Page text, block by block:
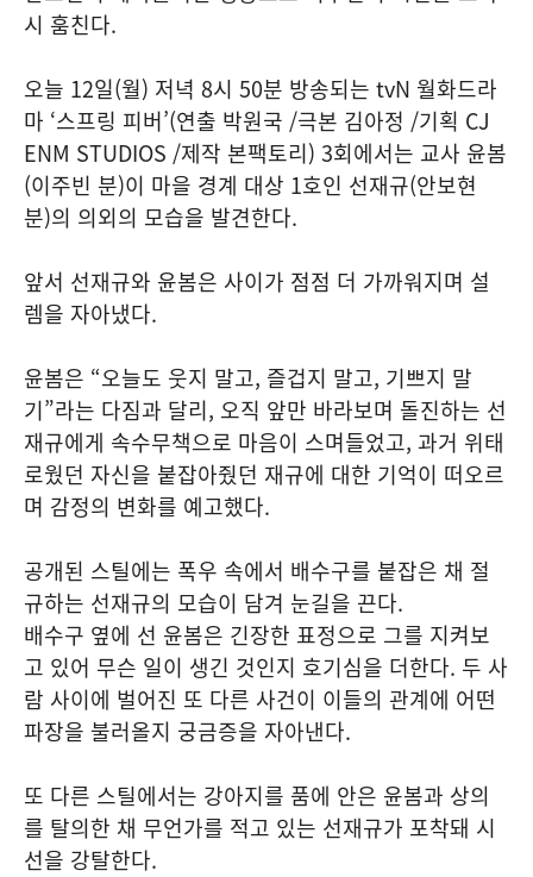
시 훔친다.
오늘 12일(월) 저녁 8시 50분 방송되는 tvN 월화드라
마 ‘스프링 피버’(연출 박원국 /극본 김아정 /기획 CJ
ENM STUDIOS /제작 본팩토리) 3회에서는 교사 윤봄
(이주빈 분)이 마을 경계 대상 1호인 선재규(안보현
분)의 의외의 모습을 발견한다.
앞서 선재규와 윤봄은 사이가 점점 더 가까워지며 설
렘을 자아냈다.
윤봄은 “오늘도 웃지 말고, 즐겁지 말고, 기쁘지 말
기”라는 다짐과 달리, 오직 앞만 바라보며 돌진하는 선
재규에게 속수무책으로 마음이 스며들었고, 과거 위태
로웠던 자신을 붙잡아줬던 재규에 대한 기억이 떠오르
며 감정의 변화를 예고했다.
공개된 스틸에는 폭우 속에서 배수구를 붙잡은 채 절
규하는 선재규의 모습이 담겨 눈길을 끈다.
배수구 옆에 선 윤봄은 긴장한 표정으로 그를 지켜보
고 있어 무슨 일이 생긴 것인지 호기심을 더한다. 두 사
람 사이에 벌어진 또 다른 사건이 이들의 관계에 어떤
파장을 불러올지 궁금증을 자아낸다.
또 다른 스틸에서는 강아지를 품에 안은 윤봄과 상의
를 탈의한 채 무언가를 적고 있는 선재규가 포착돼 시
선을 강탈한다.